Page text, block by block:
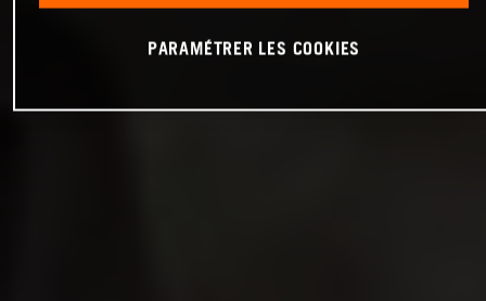
PARAMÉTRER LES COOKIES